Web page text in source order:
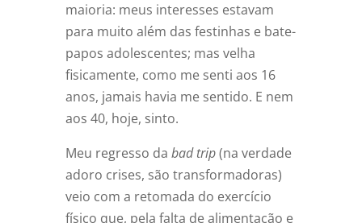
maioria: meus interesses estavam
para muito além das festinhas e bate-
papos adolescentes; mas velha
fisicamente, como me senti aos 16
anos, jamais havia me sentido. E nem
aos 40, hoje, sinto.
Meu regresso da bad trip(na verdade
adoro crises, são transformadoras)
veio com a retomada do exercício
físico que, pela falta de alimentação e